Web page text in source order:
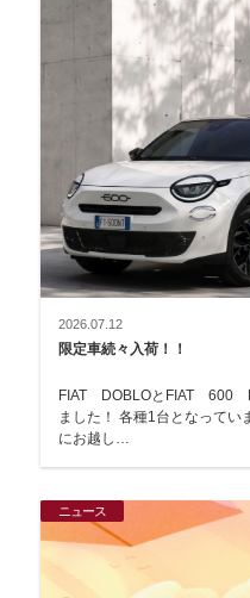
2026.07.12
限定車続々入荷！！
FIAT DOBLOとFIAT 600
ました！ 各種1台となっていますので、ご検討中の方は、お早目
にお越し…
ニュース